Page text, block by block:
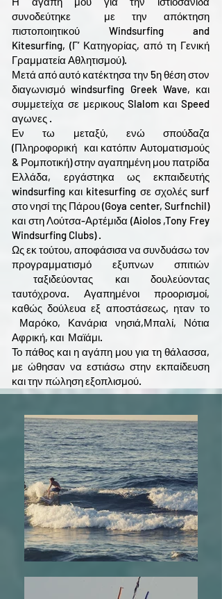
συνοδεύτηκε με την απόκτηση
πιστοποιητικού Windsurfing and
Kitesurfing, (Γ’ Κατηγορίας, από τη Γενική
Γραμματεία Αθλητισμού).
Μετά από αυτό κατέκτησα την 5η θέση στον
διαγωνισμό windsurfing Greek Wave, και
συμμετείχα σε μερικους Slalom και Speed
αγωνες .
Εν τω μεταξύ, ενώ σπούδαζα
(Πληροφορική και κατόπιν Αυτοματισμούς
& Ρομποτική) στην αγαπημένη μου πατρίδα
Ελλάδα, εργάστηκα ως εκπαιδευτής
windsurfing και kitesurfing σε σχολές surf
στο νησί της Πάρου (Goya center, Surfnchil)
και στη Λούτσα-Αρτέμιδα (Aiolos ,Tony Frey
Windsurfing Clubs) .
Ως εκ τούτου, αποφάσισα να συνδυάσω τον
προγραμματισμό εξυπνων σπιτιών
ταξιδεύοντας και δουλεύοντας
ταυτόχρονα. Αγαπημένοι προορισμοί,
καθώς δούλευα εξ αποστάσεως, ηταν το
Μαρόκο, Κανάρια νησιά,Μπαλί, Νότια
Αφρική, και Μαϊάμι.
Το πάθος και η αγάπη μου για τη θάλασσα,
με ώθησαν να εστιάσω στην εκπαίδευση
και την πώληση εξοπλισμού.